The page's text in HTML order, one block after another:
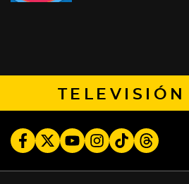
TELEVISIÓN
FacebookTwitterYoutubeInstagram
TikTokThreads